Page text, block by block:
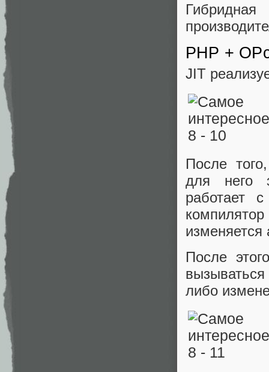
PHP +
JIT
После
для него
работает
изменяется
После
либо